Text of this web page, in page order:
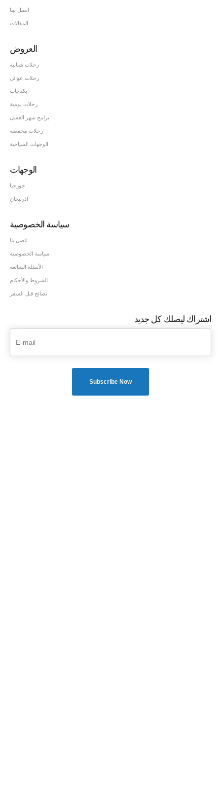
اتصل بينا
المقالات
العروض
رحلات شبابية
رحلات عوائل
بكدجات
رحلات يومية
برامج شهر العسل
رحلات مخفضة
الوجهات السياحية
الوجهات
جورجيا
اذربيجان
سياسة الخصوصية
اتصل بنا
سياسة الخصوصية
الأسئلة الشائعة
الشروط والأحكام
نصائح قبل السفر
اشتراك ليصلك كل جديد